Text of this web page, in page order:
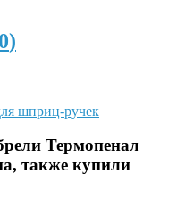
0)
шприц-ручек
Термопенал
также купили